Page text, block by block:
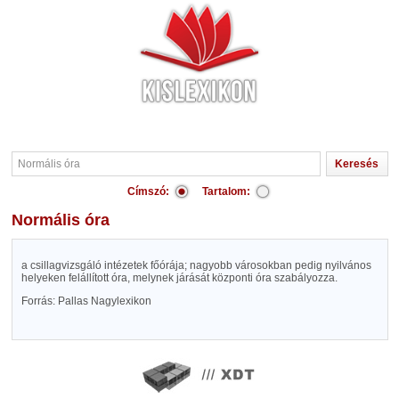
Címszó: Tartalom:
Normális óra
a csillagvizsgáló intézetek főórája; nagyobb városokban pedig nyilvános
helyeken felállított óra, melynek járását központi óra szabályozza.
Forrás: Pallas Nagylexikon